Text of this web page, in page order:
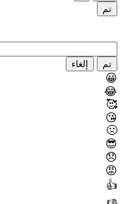
تم
تم إلغاء
😀
😂
🥰
😘
🤢
😎
😞
😡
👍